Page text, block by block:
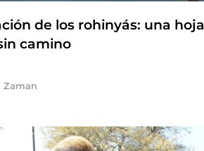
de los rohinyás: una hoja
camino
Zaman